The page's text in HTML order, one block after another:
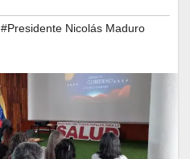
#Presidente Nicolás Maduro